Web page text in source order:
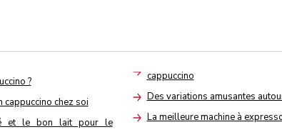
?
cappuccino chez soi
et le bon lait pour le
cappuccino
Arrow
Des variations amusantes
Arrow
La meilleure machine à